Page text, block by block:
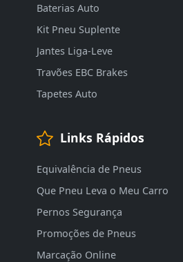
Baterias Auto
Kit Pneu Suplente
Jantes Liga-Leve
Travões EBC Brakes
Tapetes Auto
Links Rápidos
Equivalência de Pneus
Que Pneu Leva o Meu Carro
Pernos Segurança
Promoções de Pneus
Marcação Online